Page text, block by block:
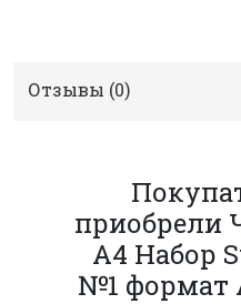
Отзывы (0)
приобрели
А4 Набор
№1 формат